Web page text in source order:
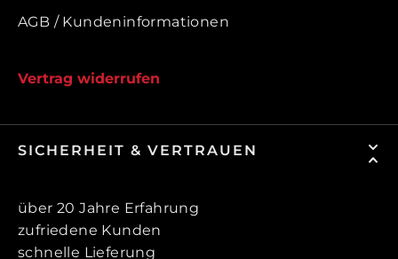
AGB / Kundeninformationen
Vertrag widerrufen
SICHERHEIT & VERTRAUEN
über 20 Jahre Erfahrung
zufriedene Kunden
schnelle Lieferung